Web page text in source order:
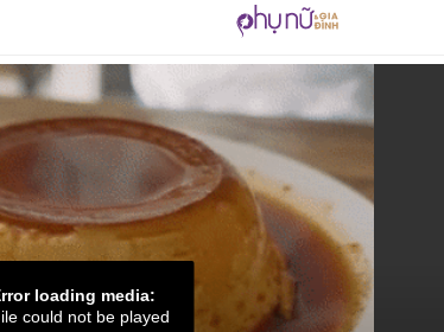
loading media:
could not be played